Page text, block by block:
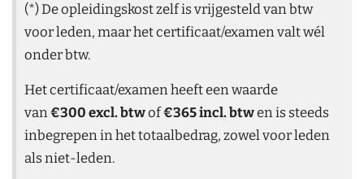
(*) De opleidingskost zelf is vrijgesteld van btw
voor leden, maar het certificaat/examen valt wél
onder btw.
Het certificaat/examen heeft een waarde
van€300 excl. btwof€365 incl. btwen is steeds
inbegrepen in het totaalbedrag, zowel voor leden
als niet-leden.